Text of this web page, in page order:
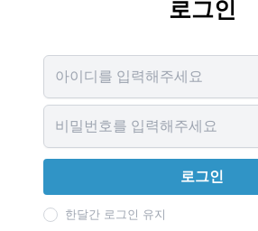
로그인
로그인
한달간 로그인 유지